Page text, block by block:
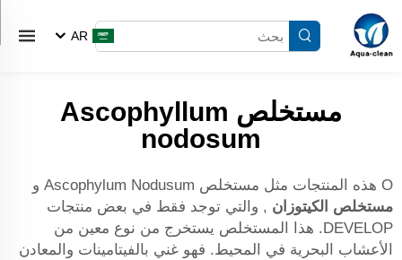
AR
مستخلص Ascophyllum
nodosum
O هذه المنتجات مثل مستخلص Ascophylum Nodusum و
مستخلص الكيتوزان , والتي توجد فقط في بعض منتجات
DEVELOP. هذا المستخلص يستخرج من نوع معين من
الأعشاب البحرية في المحيط. فهو غني بالفيتامينات والمعادن